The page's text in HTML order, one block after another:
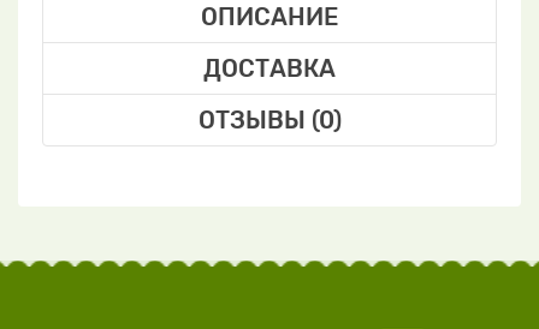
ОПИСАНИЕ
ДОСТАВКА
ОТЗЫВЫ (0)